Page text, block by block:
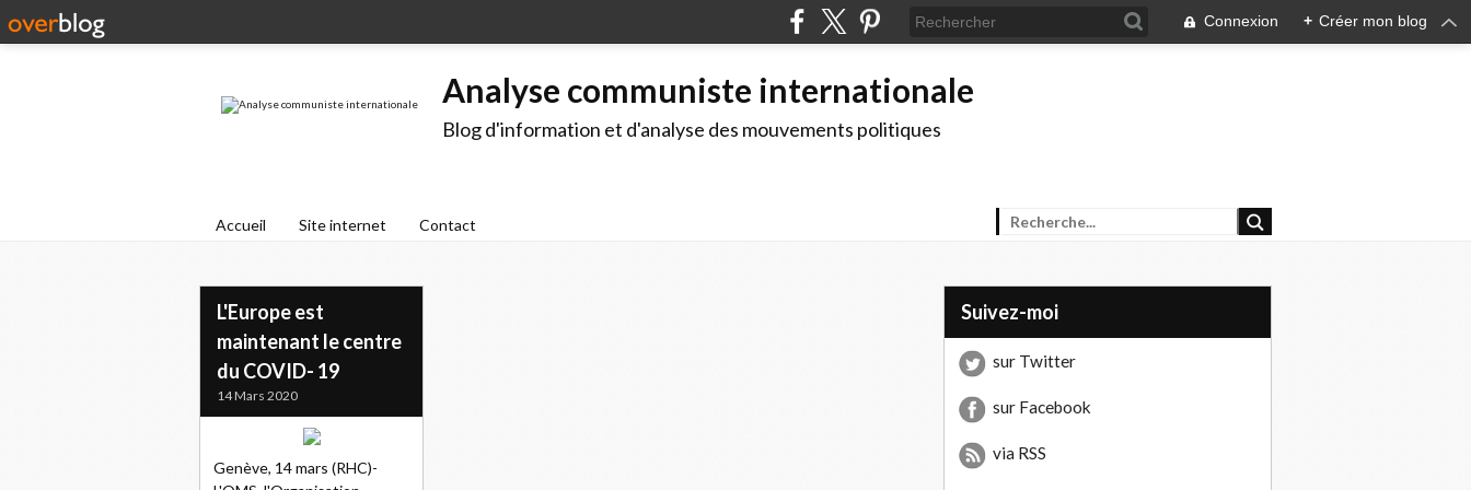
Connexion + Créer mon blog
Analyse communiste internationale
Blog d'information et d'analyse des mouvements politiques
Accueil Site internet Contact
L'Europe est
maintenant le centre
du COVID- 19
14 Mars 2020
Genève, 14 mars (RHC)-
Suivez-moi
sur Twitter
sur Facebook
via RSS